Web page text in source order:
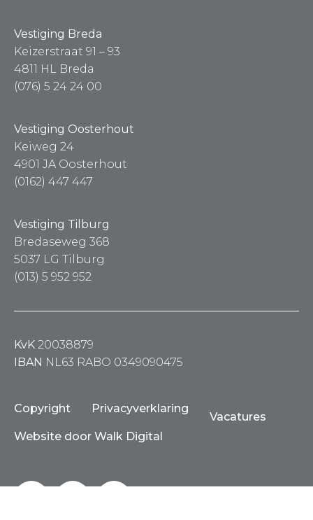
Vestiging Breda
Keizerstraat 91 – 93
4811 HL Breda
(076) 5 24 24 00
Vestiging Oosterhout
Keiweg 24
4901 JA Oosterhout
(0162) 447 447
Vestiging Tilburg
Bredaseweg 368
5037 LG Tilburg
(013) 5 952 952
KvK 20038879
IBAN NL63 RABO 0349090475
Copyright Privacyverklaring
Vacatures
Website door Walk Digital